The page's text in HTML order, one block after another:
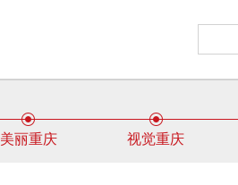
美丽重庆 视觉重庆